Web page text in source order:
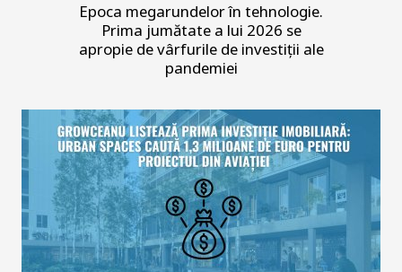
Epoca megarundelor în tehnologie.
Prima jumătate a lui 2026 se
apropie de vârfurile de investiții ale
pandemiei